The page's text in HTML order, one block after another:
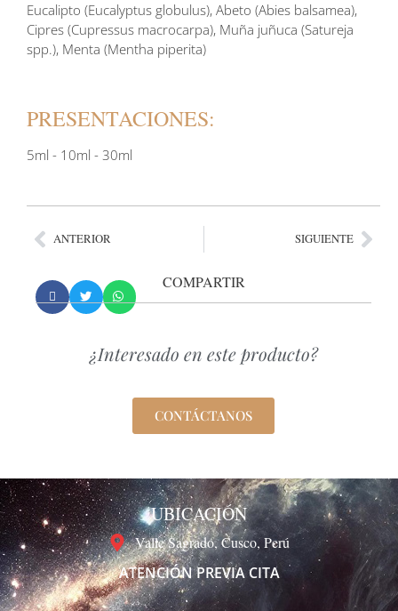
Eucalipto (Eucalyptus globulus), Abeto (Abies balsamea),
Cipres (Cupressus macrocarpa), Muña juñuca (Satureja
spp.), Menta (Mentha piperita)
PRESENTACIONES:
5ml - 10ml - 30ml
ANTERIOR SIGUIENTE
COMPARTIR
¿Interesado en este producto?
CONTÁCTANOS
UBICACIÓN
Valle Sagrado, Cusco, Perú
ATENCIÓN PREVIA CITA